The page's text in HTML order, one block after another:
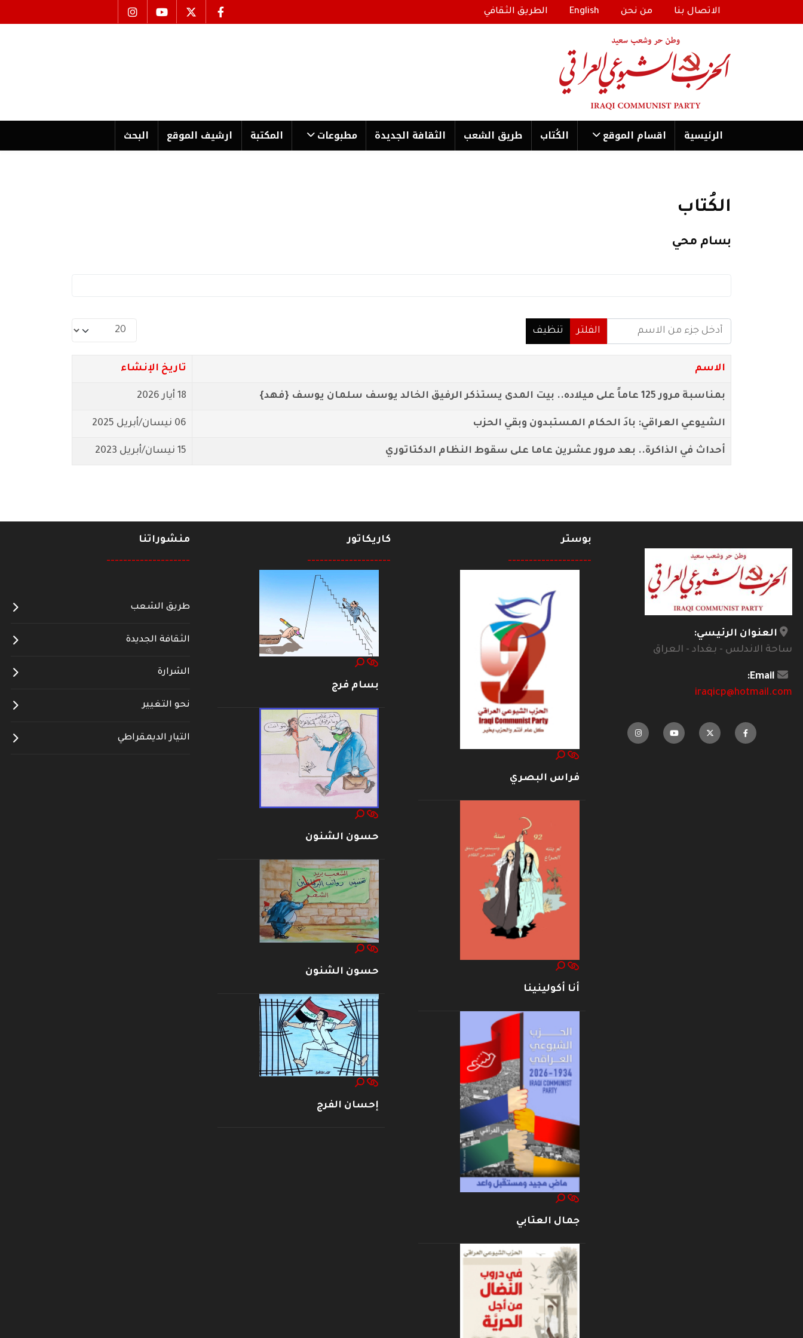
الاتصال بنا من نحن English الطريق الثقافي
الرئیسية اقسام الموقع الكُتاب طریق الشعب الثقافة الجدیدة مطبوعات المكتبة ارشیف الموقع البحث
الكُتاب
بسام محي
أدخل جزء من الاسم
الفلتر تنظيف
عدد الإظهارات:
الاسم تاريخ الإنشاء
بمناسبة مرور 125 عاماً على ميلاده.. بيت المدى يستذكر الرفيق الخالد يوسف سلمان يوسف {فهد} 18 أيار 2026
الشيوعي العراقي: بادَ الحكام المستبدون وبقي الحزب 06 نيسان/أبريل 2025
أحداث في الذاكرة.. بعد مرور عشرين عاما على سقوط النظام الدكتاتوري 15 نيسان/أبريل 2023
العنوان الرئيسي:
ساحة الاندلس - بغداد - العراق
Email:
iraqicp@hotmail.com
بوستر
--------------------
فراس البصري
أنا أكولينينا
جمال العتابي
كاريكاتور
--------------------
بسام فرج
حسون الشنون
حسون الشنون
إحسان الفرج
منشوراتنا
--------------------
طريق الشعب
الثقافة الجديدة
الشرارة
نحو التغيير
التيار الديمقراطي